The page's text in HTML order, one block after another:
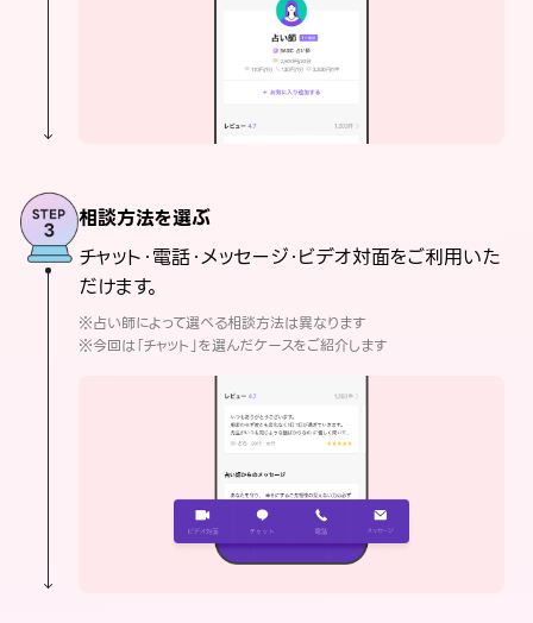
相談方法を選ぶ
チャット・電話・メッセージ・ビデオ対面をご利用いた
だけます。
※占い師によって選べる相談方法は異なります
※今回は「チャット」を選んだケースをご紹介します